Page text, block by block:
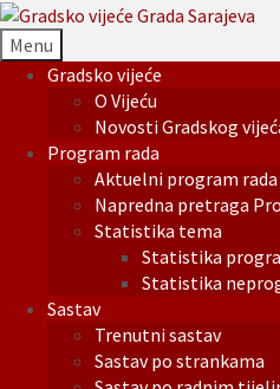
Menu
Gradsko vijeće
O Vijeću
Novosti Gradskog
Program rada
Aktuelni program rada
Napredna pretraga
Statistika tema
Statistika
Statistika
Sastav
Trenutni sastav
Sastav po strankama